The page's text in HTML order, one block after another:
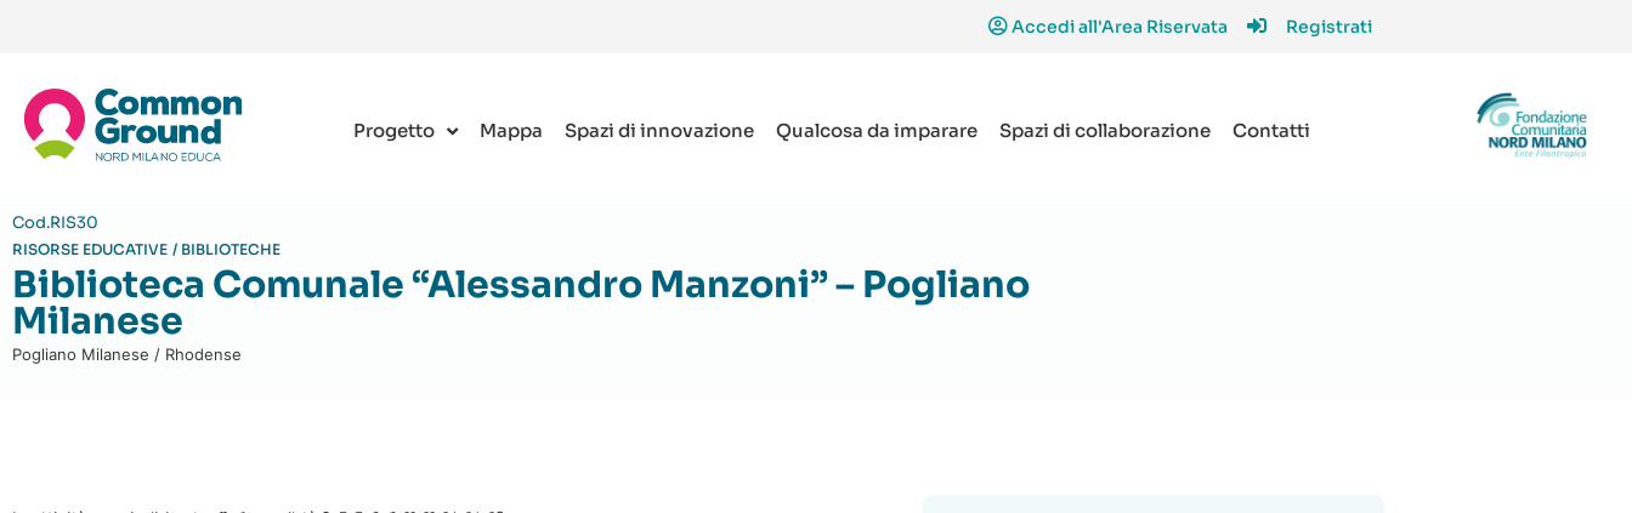
Accedi all'Area Riservata Registrati
Progetto Mappa Spazi di innovazione Qualcosa da imparare Spazi di collaborazione Contatti
Cod.RIS30
RISORSE EDUCATIVE / BIBLIOTECHE
Biblioteca Comunale “Alessandro Manzoni” – Pogliano
Milanese
Pogliano Milanese / Rhodense